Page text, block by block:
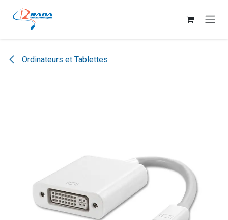
Se rendre au contenu
Ordinateurs et Tablettes